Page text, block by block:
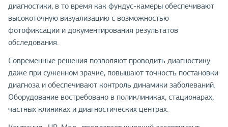
диагностики, в то время как фундус-камеры обеспечивают
высокоточную визуализацию с возможностью
фотофиксации и документирования результатов
обследования.
Современные решения позволяют проводить диагностику
даже при суженном зрачке, повышают точность постановки
диагноза и обеспечивают контроль динамики заболеваний.
Оборудование востребовано в поликлиниках, стационарах,
частных клиниках и диагностических центрах.